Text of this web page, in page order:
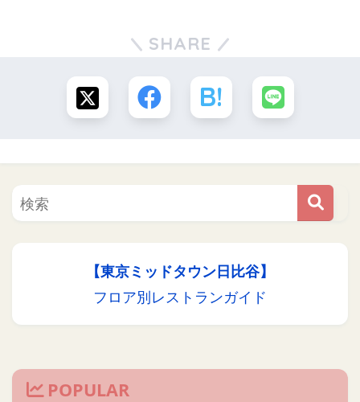
SHARE
【東京ミッドタウン日比谷】
フロア別レストランガイド
POPULAR